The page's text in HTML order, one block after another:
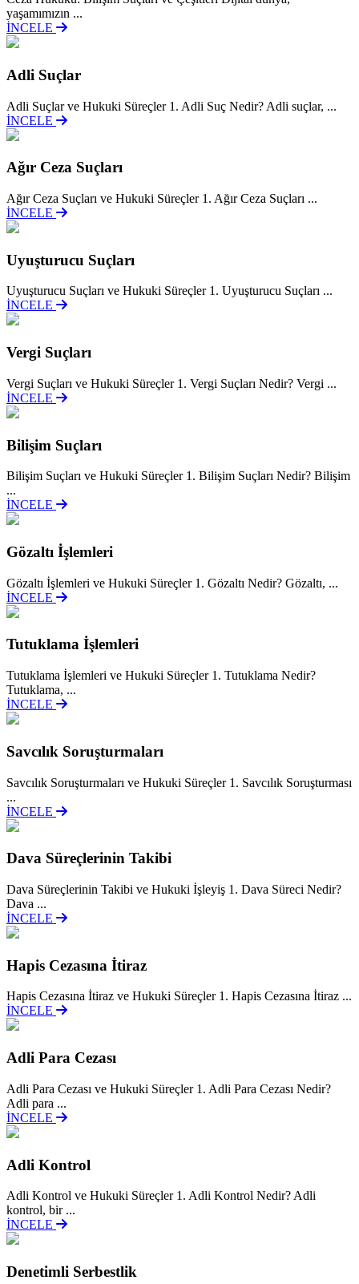
yaşamımızın ...
İNCELE
Adli Suçlar
Adli Suçlar ve Hukuki Süreçler 1. Adli Suç Nedir? Adli suçlar, ...
İNCELE
Ağır Ceza Suçları
Ağır Ceza Suçları ve Hukuki Süreçler 1. Ağır Ceza Suçları ...
İNCELE
Uyuşturucu Suçları
Uyuşturucu Suçları ve Hukuki Süreçler 1. Uyuşturucu Suçları ...
İNCELE
Vergi Suçları
Vergi Suçları ve Hukuki Süreçler 1. Vergi Suçları Nedir? Vergi ...
İNCELE
Bilişim Suçları
Bilişim Suçları ve Hukuki Süreçler 1. Bilişim Suçları Nedir? Bilişim
...
İNCELE
Gözaltı İşlemleri
Gözaltı İşlemleri ve Hukuki Süreçler 1. Gözaltı Nedir? Gözaltı, ...
İNCELE
Tutuklama İşlemleri
Tutuklama İşlemleri ve Hukuki Süreçler 1. Tutuklama Nedir?
Tutuklama, ...
İNCELE
Savcılık Soruşturmaları
Savcılık Soruşturmaları ve Hukuki Süreçler 1. Savcılık Soruşturması
...
İNCELE
Dava Süreçlerinin Takibi
Dava Süreçlerinin Takibi ve Hukuki İşleyiş 1. Dava Süreci Nedir?
Dava ...
İNCELE
Hapis Cezasına İtiraz
Hapis Cezasına İtiraz ve Hukuki Süreçler 1. Hapis Cezasına İtiraz ...
İNCELE
Adli Para Cezası
Adli Para Cezası ve Hukuki Süreçler 1. Adli Para Cezası Nedir?
Adli para ...
İNCELE
Adli Kontrol
Adli Kontrol ve Hukuki Süreçler 1. Adli Kontrol Nedir? Adli
kontrol, bir ...
İNCELE
Denetimli Serbestlik